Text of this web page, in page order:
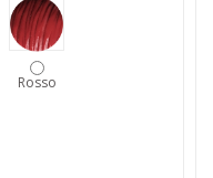
Rosso